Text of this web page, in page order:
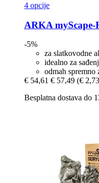
4 opcije
ARKA
-5%
za slatkovodne
idealno za
odmah spremno
€ 54,61 € 57,49 (€
Besplatna dostava do